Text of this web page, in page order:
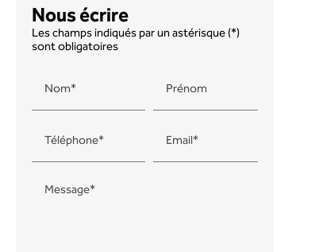
Nous écrire
Les champs indiqués par un astérisque (*)
sont obligatoires
Nom* Prénom
Téléphone* Email*
Message*